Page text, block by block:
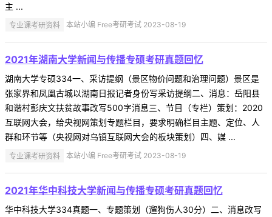
主 ...
专业课考研资料 本站小编 Free考研考试 2023-08-19
2021年湖南大学新闻与传播专硕考研真题回忆
湖南大学专硕334一、采访提纲（景区物价问题和治理问题）景区是
张家界和凤凰古城以湖南日报记者身份写采访提纲二、消息：岳阳县
和谐村彭庆文扶贫故事改写500字消息三、节目（专栏）策划：2020
互联网大会，给央视网策划专题栏目，要求明确栏目主题、定位、人
群和环节等（央视网对乌镇互联网大会的板块策划）四、媒 ...
专业课考研资料 本站小编 Free考研考试 2023-08-19
2021年华中科技大学新闻与传播专硕考研真题回忆
华中科技大学334真题一、专题策划（遛狗伤人30分）二、消息改写